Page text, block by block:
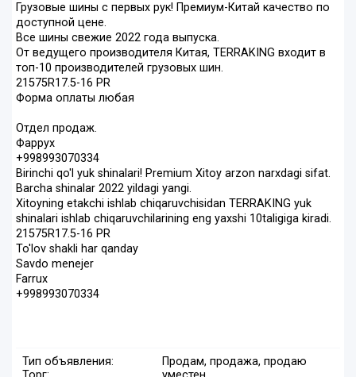
Грузовые шины с первых рук! Премиум-Китай качество по
доступной цене.
Все шины свежие 2022 года выпуска.
От ведущего производителя Китая, TERRAKING входит в
топ-10 производителей грузовых шин.
21575R17.5-16 PR
Форма оплаты любая
Отдел продаж.
Фаррух
+998993070334
Birinchi qo'l yuk shinalari! Premium Xitoy arzon narxdagi sifat.
Barcha shinalar 2022 yildagi yangi.
Xitoyning etakchi ishlab chiqaruvchisidan TERRAKING yuk
shinalari ishlab chiqaruvchilarining eng yaxshi 10taligiga kiradi.
21575R17.5-16 PR
To'lov shakli har qanday
Savdo menejer
Farrux
+998993070334
Тип объявления:
Продам, продажа, продаю